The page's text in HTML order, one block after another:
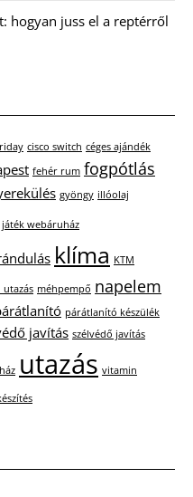
hogyan juss el a reptérről
cisco switch céges ajándék
fehér rum fogpótlás
gyöngy illóolaj
játék webáruház
klíma KTM
utazás méhpempő napelem
párátlanító készülék
javítás szélvédő javítás
utazás vitamin